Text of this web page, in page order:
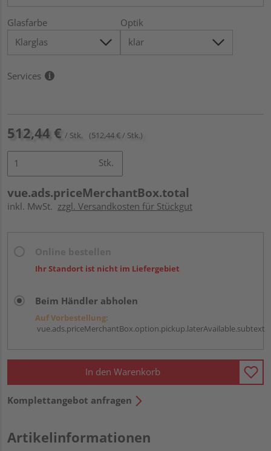
Glasfarbe Optik
Services
512,44 € / Stk. (512,44 € / Stk.)
Stk.
vue.ads.priceMerchantBox.total
inkl. MwSt. zzgl. Versandkosten für Stückgut
Ihr Standort ist nicht im Liefergebiet
Beim Händler abholen
Auf Vorbestellung:
vue.ads.priceMerchantBox.option.pickup.laterAvailable.subtext
In den Warenkorb
Komplettangebot anfragen
Artikelinformationen